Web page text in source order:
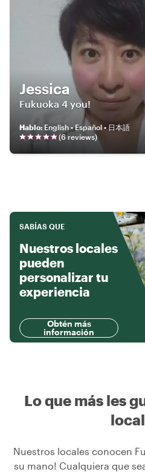
Jessica
Fukuoka 4 you!
Hablo: English • Español • 日本語
(6reviews)
SABÍAS QUE
Nuestros locales
pueden
personalizar tu
experiencia
Obtén más
información
Lo que más les
Nuestros locales conocen
su mano! Cualquiera que